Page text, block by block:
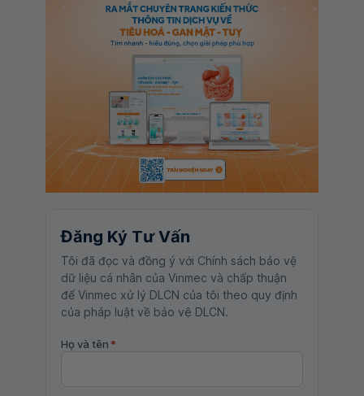
Đăng Ký Tư Vấn
Tôi đã đọc và đồng ý với Chính sách bảo vệ
dữ liệu cá nhân của Vinmec và chấp thuận
để Vinmec xử lý DLCN của tôi theo quy định
của pháp luật về bảo vệ DLCN.
Họ và tên *